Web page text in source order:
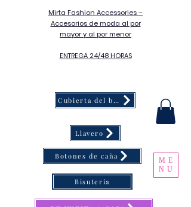
Mirta Fashion Accessories –
Accesorios de moda al por
mayor y al por menor
ENTREGA 24/48 HORAS
ME
NU
Cubierta del botón
Llavero
Botones de caña
Bisutería